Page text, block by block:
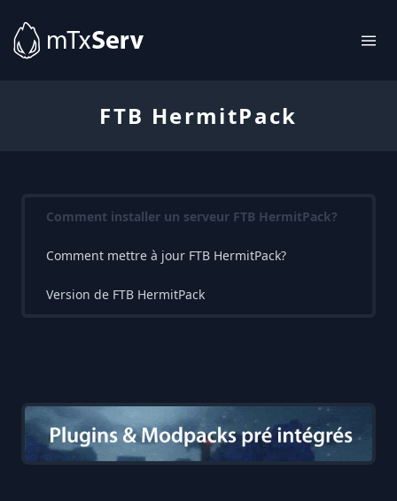
FTB HermitPack
Comment installer un serveur FTB HermitPack?
Comment mettre à jour FTB HermitPack?
Version de FTB HermitPack